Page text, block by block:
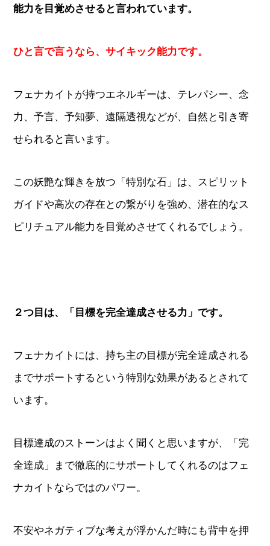
能力を目覚めさせると言われています。
ひと言で言うなら、サイキック能力です。
フェナカイトが持つエネルギーは、テレパシー、念
力、予言、予知夢、遠隔透視などが、自然と引き寄
せられると言います。
この妖艶な輝きを放つ「特別な石」は、スピリット
ガイドや高次の存在との繋がりを強め、潜在的なス
ピリチュアル能力を目覚めさせてくれるでしょう。
２つ目は、「目標を完全達成させる力」です。
フェナカイトには、持ち主の目標が完全達成される
までサポートするという特別な効果があるとされて
います。
目標達成のストーンはよく聞くと思いますが、「完
全達成」まで徹底的にサポートしてくれるのはフェ
ナカイトならではのパワー。
不安やネガティブな考えが浮かんだ時にも背中を押